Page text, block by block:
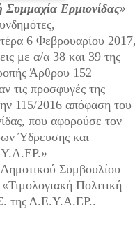
Ερμιονίδας»
6 Φεβρουαρίου
με α/α 38 και 39 της
Άρθρου 152
τις προσφυγές της
115/2016 απόφαση του
που αφορούσε τον
Ύδρευσης και
Συμβουλίου
Πολιτική
της Δ.Ε.Υ.Α.ΕΡ..